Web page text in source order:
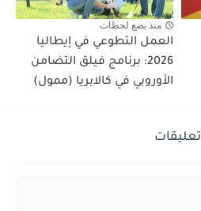
منذ بضع لحظات
العمل التطوعي في إيطاليا
2026: برنامج فيلق التضامن
الأوروبي في كالابريا (ممول)
تعليقات